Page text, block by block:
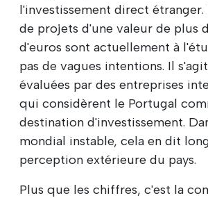
l'investissement direct étranger.
de projets d'une valeur de plus
d'euros sont actuellement à
pas de vagues intentions. Il
évaluées par des entreprises
qui considèrent le Portugal
destination d'investissement.
mondial instable, cela en dit
perception extérieure du pays.
Plus que les chiffres, c'est la